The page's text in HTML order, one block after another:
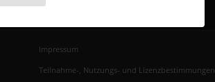
Impressum
Teilnahme-, Nutzungs- und Lizenzbestimmungen